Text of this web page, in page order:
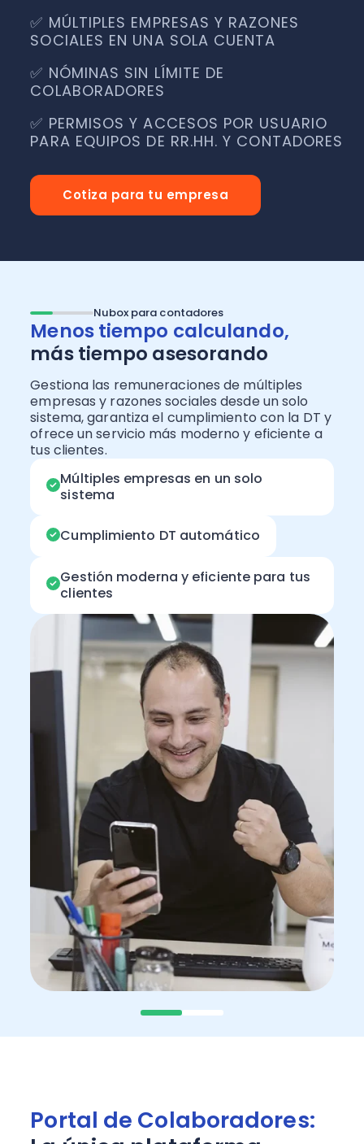
✅ MÚLTIPLES EMPRESAS Y RAZONES
SOCIALES EN UNA SOLA CUENTA
✅ NÓMINAS SIN LÍMITE DE
COLABORADORES
✅ PERMISOS Y ACCESOS POR USUARIO
PARA EQUIPOS DE RR.HH. Y CONTADORES
Cotiza para tu empresa
Nubox para contadores
Menos tiempo calculando,
más tiempo asesorando
Gestiona las remuneraciones de múltiples
empresas y razones sociales desde un solo
sistema, garantiza el cumplimiento con la DT y
ofrece un servicio más moderno y eficiente a
tus clientes.
Múltiples empresas en un solo
sistema
Cumplimiento DT automático
Gestión moderna y eficiente para tus
clientes
Portal de Colaboradores: